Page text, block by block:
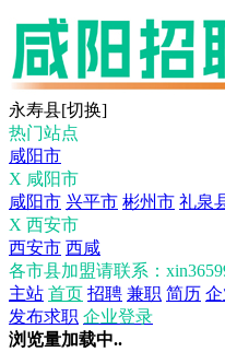
永寿县[切换]
热门站点
咸阳市
X 咸阳市
咸阳市 兴平市 彬州市 礼泉
X 西安市
西安市 西咸
各市县加盟请联系：
主站 首页 招聘 兼职 简历
发布求职 企业登录
浏览量加载中..